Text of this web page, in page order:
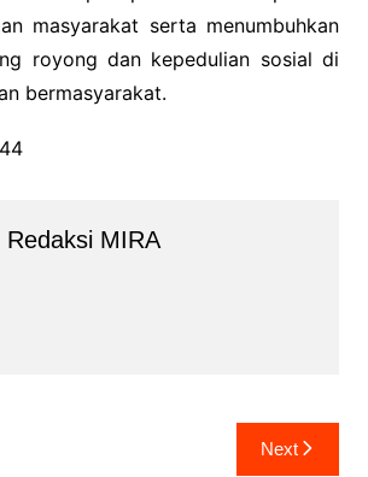
masyarakat serta menumbuhkan
royong dan kepedulian sosial di
bermasyarakat.
44
Redaksi MIRA
Next